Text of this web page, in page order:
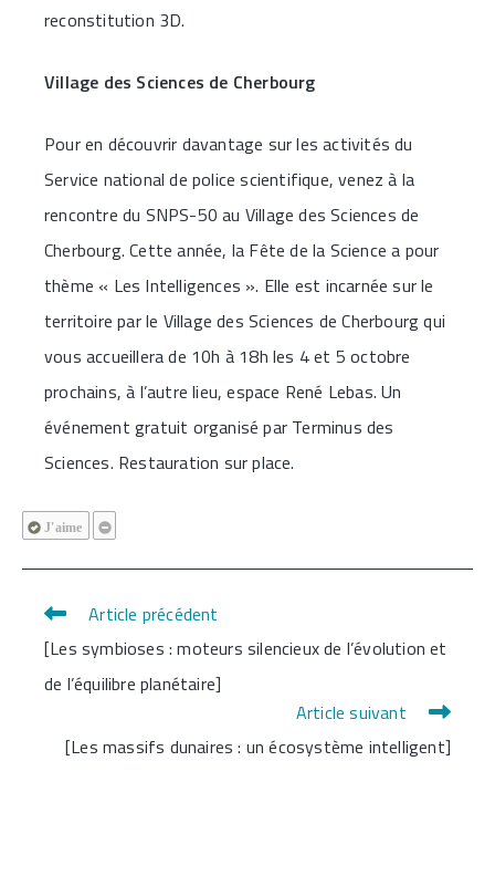
reconstitution 3D.
Village des Sciences de Cherbourg
Pour en découvrir davantage sur les activités du
Service national de police scientifique, venez à la
rencontre du SNPS-50 au Village des Sciences de
Cherbourg. Cette année, la Fête de la Science a pour
thème « Les Intelligences ». Elle est incarnée sur le
territoire par le Village des Sciences de Cherbourg qui
vous accueillera de 10h à 18h les 4 et 5 octobre
prochains, à l’autre lieu, espace René Lebas. Un
événement gratuit organisé par Terminus des
Sciences. Restauration sur place.
J'aime
Read
more
articles
Article précédent
[Les symbioses : moteurs silencieux de l’évolution et
de l’équilibre planétaire]
Article suivant
[Les massifs dunaires : un écosystème intelligent]